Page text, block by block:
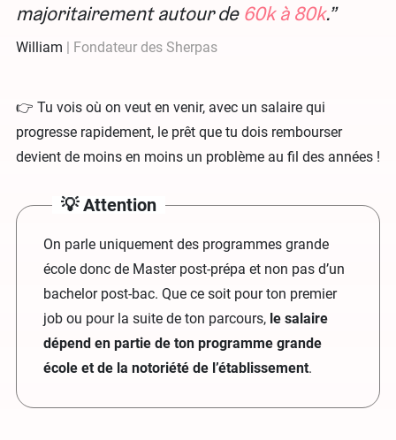
majoritairement autour de 60k à 80k.
William Fondateur des Sherpas
👉 Tu vois où on veut en venir, avec un salaire qui
progresse rapidement, le prêt que tu dois rembourser
devient de moins en moins un problème au fil des années !
💡 Attention
On parle uniquement des programmes grande
école donc de Master post-prépa et non pas d’un
bachelor post-bac. Que ce soit pour ton premier
job ou pour la suite de ton parcours, le salaire
dépend en partie de ton programme grande
école et de la notoriété de l’établissement.